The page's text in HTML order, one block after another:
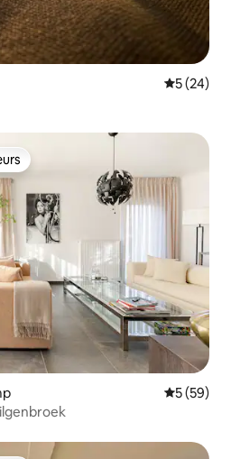
5 (24)
les plus appréciés
5 (59)